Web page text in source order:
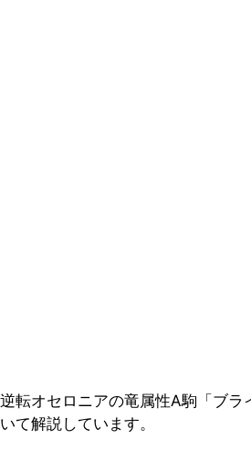
逆転オセロニアの竜属性A駒「ブラ
いて解説しています。